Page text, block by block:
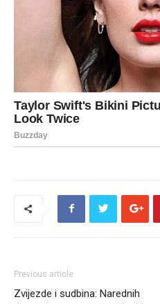
Previous article
Zvijezde i sudbina: Narednih